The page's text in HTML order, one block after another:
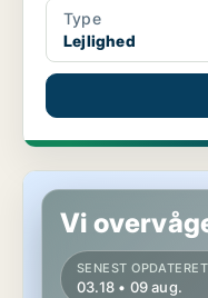
Type
Lejlighed
Lejlighed i Odense N
Vi
SENEST OPDATERET
03.18 • 09 aug.